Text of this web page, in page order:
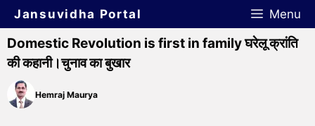
Jansuvidha Portal Menu
Domestic Revolution is first in family घरेलू क्रांति
की कहानी।चुनाव का बुखार
Hemraj Maurya